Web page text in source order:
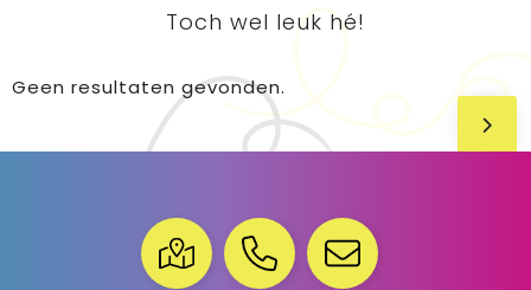
Toch wel leuk hé!
Geen resultaten gevonden.